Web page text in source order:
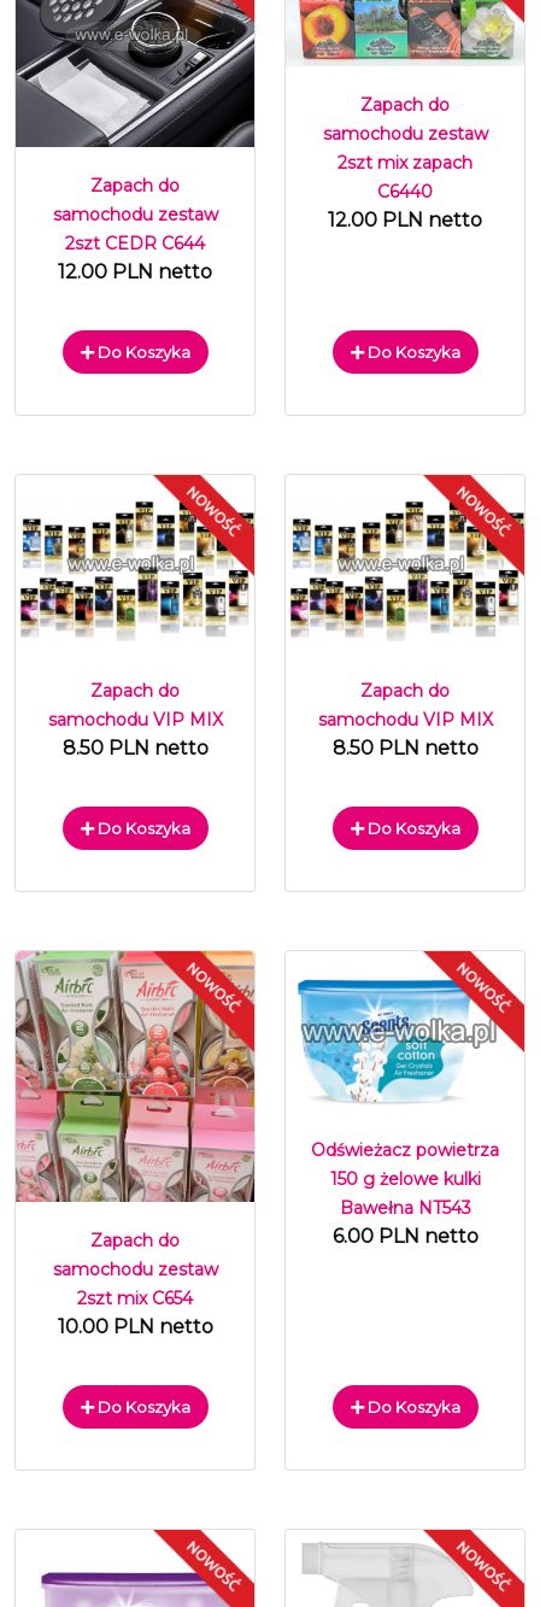
Zapach do
samochodu zestaw
2szt CEDR C644
12.00 PLN netto
Do Koszyka
Zapach do
samochodu zestaw
2szt mix zapach
C6440
12.00 PLN netto
Do Koszyka
Zapach do
samochodu VIP MIX
8.50 PLN netto
Do Koszyka
Zapach do
samochodu VIP MIX
8.50 PLN netto
Do Koszyka
Zapach do
samochodu zestaw
2szt mix C654
10.00 PLN netto
Do Koszyka
Odświeżacz powietrza
150 g żelowe kulki
Bawełna NT543
6.00 PLN netto
Do Koszyka